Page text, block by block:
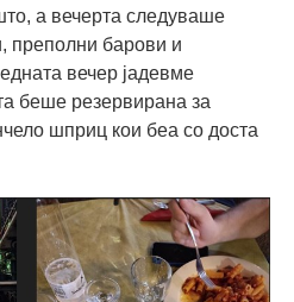
а вечерта следуваше
преполни барови и
вечер јадевме
беше резервирана за
шприц кои беа со доста